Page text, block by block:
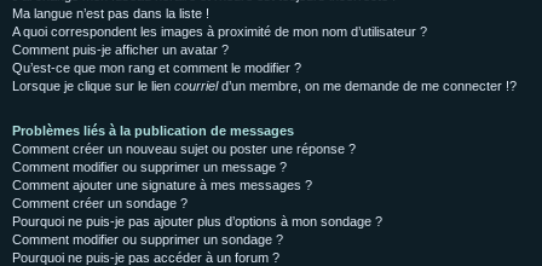
Ma langue n’est pas dans la liste !
A quoi correspondent les images à proximité de mon nom d’utilisateur ?
Comment puis-je afficher un avatar ?
Qu’est-ce que mon rang et comment le modifier ?
Lorsque je clique sur le lien courrield’un membre, on me demande de me connecter !?
Problèmes liés à la publication de messages
Comment créer un nouveau sujet ou poster une réponse ?
Comment modifier ou supprimer un message ?
Comment ajouter une signature à mes messages ?
Comment créer un sondage ?
Pourquoi ne puis-je pas ajouter plus d’options à mon sondage ?
Comment modifier ou supprimer un sondage ?
Pourquoi ne puis-je pas accéder à un forum ?